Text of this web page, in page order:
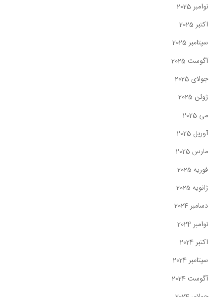
نوامبر 2025
اکتبر 2025
سپتامبر 2025
آگوست 2025
جولای 2025
ژوئن 2025
می 2025
آوریل 2025
مارس 2025
فوریه 2025
ژانویه 2025
دسامبر 2024
نوامبر 2024
اکتبر 2024
سپتامبر 2024
آگوست 2024